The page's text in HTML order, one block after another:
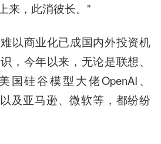
来，此消彼长。”
以商业化已成国内外投资机
，今年以来，无论是联想、
国硅谷模型大佬OpenAI、
及亚马逊、微软等，都纷纷